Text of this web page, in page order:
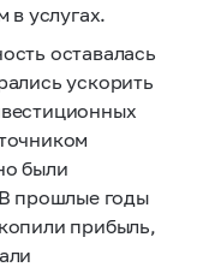
в услугах.
оставалась
ускорить
были
прошлые годы
прибыль